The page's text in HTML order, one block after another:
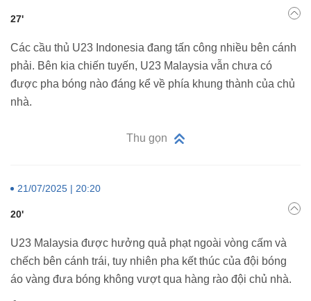
27'
Các cầu thủ U23 Indonesia đang tấn công nhiều bên cánh
phải. Bên kia chiến tuyến, U23 Malaysia vẫn chưa có
được pha bóng nào đáng kể về phía khung thành của chủ
nhà.
Thu gọn
21/07/2025 | 20:20
20'
U23 Malaysia được hưởng quả phạt ngoài vòng cấm và
chếch bên cánh trái, tuy nhiên pha kết thúc của đội bóng
áo vàng đưa bóng không vượt qua hàng rào đội chủ nhà.